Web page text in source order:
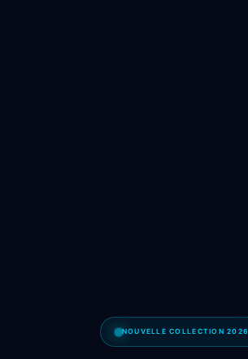
NOUVELLE COLLECTION 2026